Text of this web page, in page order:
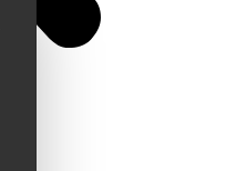
Masquer le